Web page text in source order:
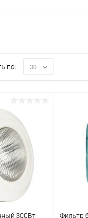
по: 30
300Вт
Фильтр